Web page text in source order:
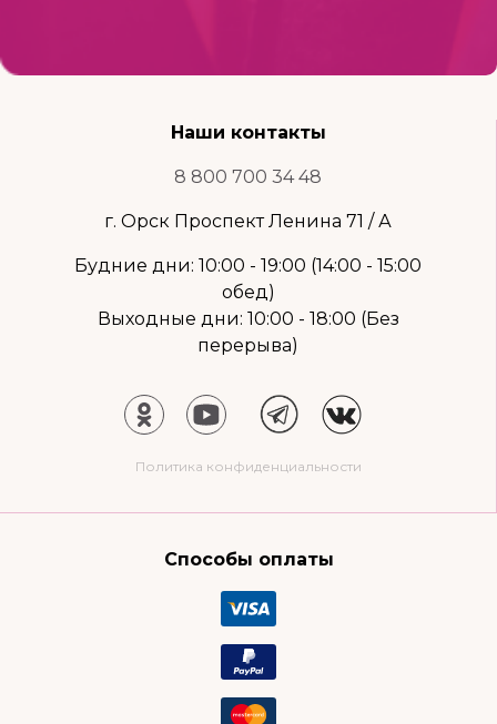
Наши контакты
8 800 700 34 48
г. Орск Проспект Ленина 71 / А
Будние дни: 10:00 - 19:00 (14:00 - 15:00
обед)
Выходные дни: 10:00 - 18:00 (Без
перерыва)
Политика конфиденциальности
Способы оплаты